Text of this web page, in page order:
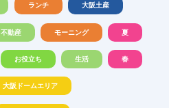
ランチ 大阪土産
不動産 モーニング 夏
お役立ち 生活 春
大阪ドームエリア